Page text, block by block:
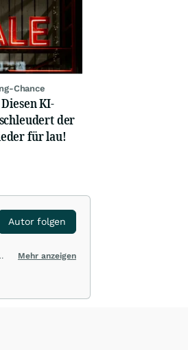
Chance
KI-
der
für lau!
Autor folgen
Mehr anzeigen